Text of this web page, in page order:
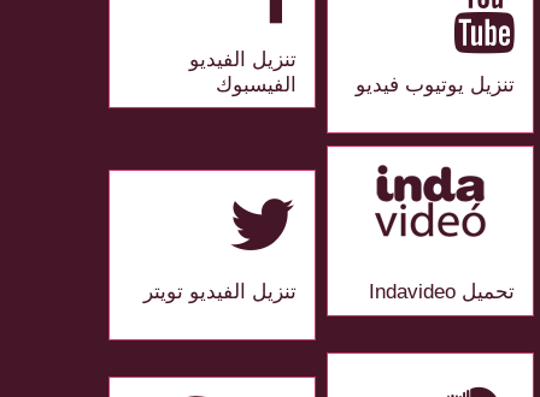
تنزيل يوتيوب فيديو
تنزيل الفيديو
الفيسبوك
تحميل Indavideo تنزيل الفيديو تويتر